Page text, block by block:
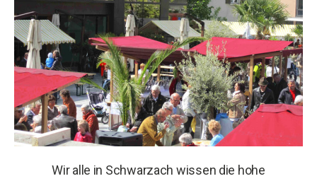
Wir alle in Schwarzach wissen die hohe